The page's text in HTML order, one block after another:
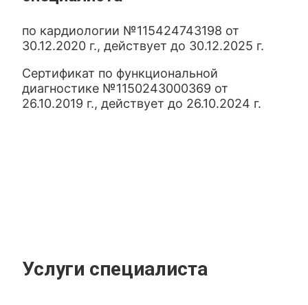
по кардиологии №115424743198 от
30.12.2020 г., действует до 30.12.2025 г.
Сертификат по функциональной
диагностике №1150243000369 от
26.10.2019 г., действует до 26.10.2024 г.
Услуги специалиста